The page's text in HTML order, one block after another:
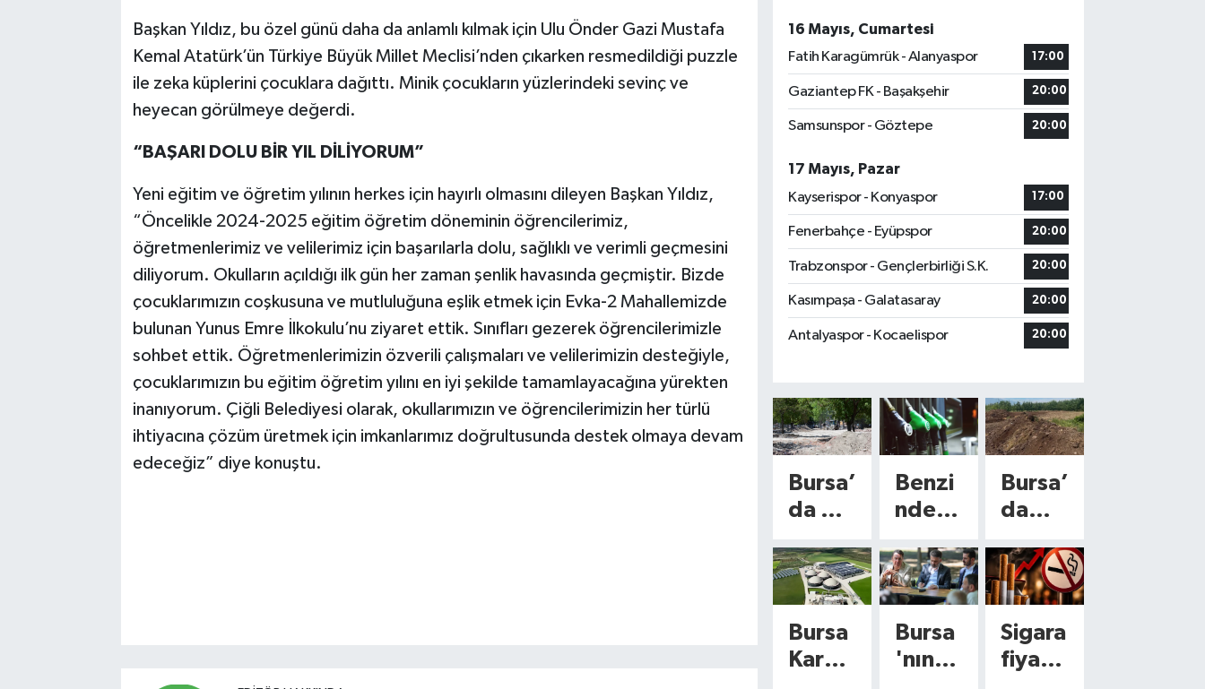
Başkan Yıldız, bu özel günü daha da anlamlı kılmak için Ulu Önder Gazi Mustafa
Kemal Atatürk’ün Türkiye Büyük Millet Meclisi’nden çıkarken resmedildiği puzzle
ile zeka küplerini çocuklara dağıttı. Minik çocukların yüzlerindeki sevinç ve
heyecan görülmeye değerdi.
“BAŞARI DOLU BİR YIL DİLİYORUM”
Yeni eğitim ve öğretim yılının herkes için hayırlı olmasını dileyen Başkan Yıldız,
“Öncelikle 2024-2025 eğitim öğretim döneminin öğrencilerimiz,
öğretmenlerimiz ve velilerimiz için başarılarla dolu, sağlıklı ve verimli geçmesini
diliyorum. Okulların açıldığı ilk gün her zaman şenlik havasında geçmiştir. Bizde
çocuklarımızın coşkusuna ve mutluluğuna eşlik etmek için Evka-2 Mahallemizde
bulunan Yunus Emre İlkokulu’nu ziyaret ettik. Sınıfları gezerek öğrencilerimizle
sohbet ettik. Öğretmenlerimizin özverili çalışmaları ve velilerimizin desteğiyle,
çocuklarımızın bu eğitim öğretim yılını en iyi şekilde tamamlayacağına yürekten
inanıyorum. Çiğli Belediyesi olarak, okullarımızın ve öğrencilerimizin her türlü
ihtiyacına çözüm üretmek için imkanlarımız doğrultusunda destek olmaya devam
edeceğiz” diye konuştu.
16 Mayıs, Cumartesi
Fatih Karagümrük - Alanyaspor
17:00
Gaziantep FK - Başakşehir 20:00
Samsunspor - Göztepe 20:00
17 Mayıs, Pazar
Kayserispor - Konyaspor
17:00
Fenerbahçe - Eyüpspor 20:00
Trabzonspor - Gençlerbirliği S.K. 20:00
Kasımpaşa - Galatasaray 20:00
Antalyaspor - Kocaelispor 20:00
Bursa’
da 9
500
metre
kareli
k
büyük
Benzi
nde
TL’lik
indiri
m
bekle
ntisi!
Bursa’
da
sala 5
kuruş
ödem
iyor!
100
Bursa
Karac
Bursa
'nın
Sigara
fiyatl